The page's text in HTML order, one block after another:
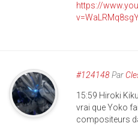
https://
#124148Par
15:59 Hiroki
vrai que Yoko
compositeurs